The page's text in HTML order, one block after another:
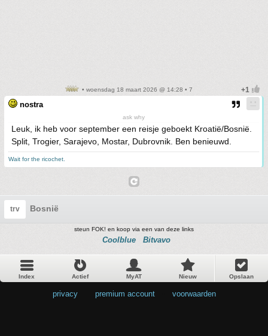
• woensdag 18 maart 2026 @ 14:28 • 7
nostra
ask why
Leuk, ik heb voor september een reisje geboekt Kroatië/Bosnië.
Split, Trogier, Sarajevo, Mostar, Dubrovnik. Ben benieuwd.
Wait for the ricochet.
trv Bosnië
steun FOK! en koop via een van deze links
Coolblue Bitvavo
Index Actief MyAT Nieuw Opslaan
privacy premium account voorwaarden